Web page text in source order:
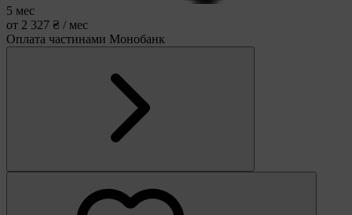
5 мес
от 2 327 ₴ / мес
Оплата частинами Монобанк